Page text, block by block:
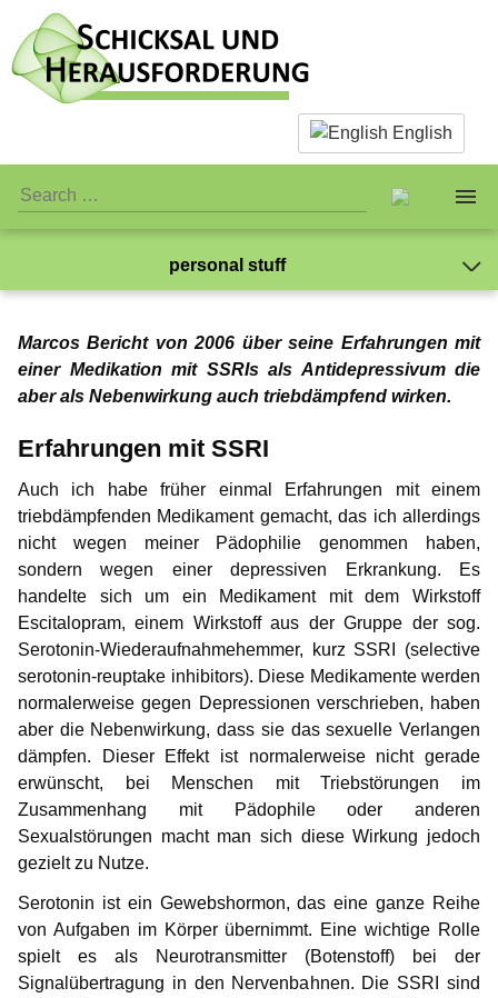
English
The Team
Standards
Association
Contributors
Facts & Infos
What is actually paedophilia?
Why we reject sex with children
Thoughts on childlove symbolism
Doubly affected
FAQ – Frequently Asked Questions
Personal Stuff
Jay-Jay
NewMan
Marco
Max
Markus
Karamello
Johann
Takeru
Publicity
Information for media representatives
Events
Educational services
Gedanken einer Anwältin
Where i can find help?
Similar platforms
Forum
Archiv
Marcos Bericht von 2006 über seine Erfahrungen mit
einer Medikation mit SSRIs als Antidepressivum die
aber als Nebenwirkung auch triebdämpfend wirken.
Erfahrungen mit SSRI
Auch ich habe früher einmal Erfahrungen mit einem
triebdämpfenden Medikament gemacht, das ich allerdings
nicht wegen meiner Pädophilie genommen haben,
sondern wegen einer depressiven Erkrankung. Es
handelte sich um ein Medikament mit dem Wirkstoff
Escitalopram, einem Wirkstoff aus der Gruppe der sog.
Serotonin-Wiederaufnahmehemmer, kurz SSRI (selective
serotonin-reuptake inhibitors). Diese Medikamente werden
normalerweise gegen Depressionen verschrieben, haben
aber die Nebenwirkung, dass sie das sexuelle Verlangen
dämpfen. Dieser Effekt ist normalerweise nicht gerade
erwünscht, bei Menschen mit Triebstörungen im
Zusammenhang mit Pädophile oder anderen
Sexualstörungen macht man sich diese Wirkung jedoch
gezielt zu Nutze.
Serotonin ist ein Gewebshormon, das eine ganze Reihe
von Aufgaben im Körper übernimmt. Eine wichtige Rolle
spielt es als Neurotransmitter (Botenstoff) bei der
Signalübertragung in den Nervenbahnen. Die SSRI sind
personal stuff
Mein Leben mit der Pädophilie
Was hat mir die Therapie gebracht?
Ich kann ausschließlich Kinder lieben
Gabriel
Gedanken zur Liebe
Mein Name sei Gabriel
Meine „Feuerprobe“
Ich
Erfahrung mit SSRI
Marcos Ehrenkodex für Pädophile
Zwei Pädophile im Schachverein
15 Grundsätze
Max
„Sag mal, tut dir das gut?“
Meine Strategien
Ein Traum
Gedanken zur Liebe – eine Antwort an Gabriel
Sonnenaufgang
Erfahrung mit Androcur®
Was ich in der Therapie gelernt habe
Was motiviert euch?
Markus
Angst und Liebe
Traumatherapie
Karamello
Johann
Klase
Takeru